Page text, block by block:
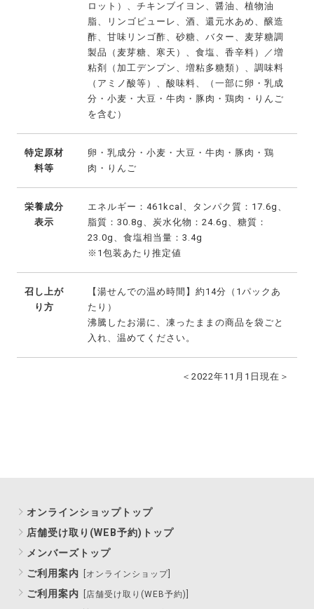
ロット）、チキンブイヨン、醤油、植物油
脂、リンゴピューレ、酒、還元水あめ、醸造
酢、甘味リンゴ酢、砂糖、バター、麦芽糖調
製品（麦芽糖、寒天）、食塩、香辛料）／増
粘剤（加工デンプン、増粘多糖類）、調味料
（アミノ酸等）、酸味料、（一部に卵・乳成
分・小麦・大豆・牛肉・豚肉・鶏肉・りんご
を含む）
特定原材
料等
卵・乳成分・小麦・大豆・牛肉・豚肉・鶏
肉・りんご
栄養成分
表示
エネルギー：461kcal、タンパク質：17.6g、
脂質：30.8g、炭水化物：24.6g、糖質：
23.0g、食塩相当量：3.4g
※1包装あたり推定値
召し上が
り方
【湯せんでの温め時間】約14分（1パックあ
たり）
沸騰したお湯に、凍ったままの商品を袋ごと
入れ、温めてください。
＜2022年11月1日現在＞
オンラインショップトップ
店舗受け取り(WEB予約)トップ
メンバーズトップ
ご利用案内
[オンラインショップ]
ご利用案内 [店舗受け取り(WEB予約)]